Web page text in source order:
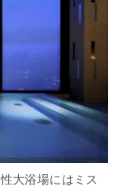
大浴場にはミス